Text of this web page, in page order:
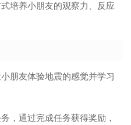
培养小朋友的观察力、反应
朋友体验地震的感觉并学习
，通过完成任务获得奖励，